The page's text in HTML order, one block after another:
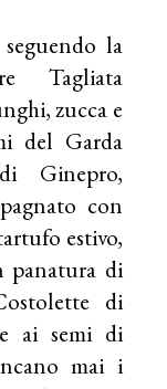
la
Tagliata
zucca e
del Garda
Ginepro,
con
estivo,
panatura di
di
ai semi di
mai i